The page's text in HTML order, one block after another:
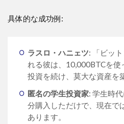
具体的な成功例:
ラスロ・ハニェツ: 「ビッ
れる彼は、10,000BTCを使
投資を続け、莫大な資産を
匿名の学生投資家: 学生時
分購入しただけで、現在で
あります。